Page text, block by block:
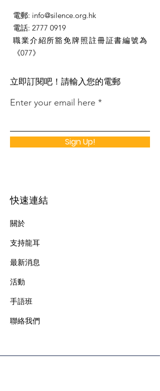
電郵: info@silence.org.hk
電話: 2777 0919
職業介紹所豁免牌照註冊証書編號為
《077》
​立即訂閱吧！請輸入您的電郵
Enter your email here
Sign Up!
快速連結
關於
支持龍耳
最新消息
​活動
手語班
​聯絡我們